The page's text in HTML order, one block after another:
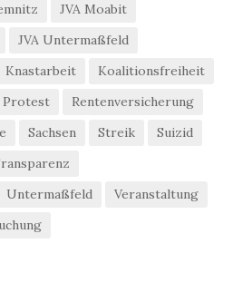
JVA Moabit
JVA Untermaßfeld
Knastarbeit
Koalitionsfreiheit
Protest
Rentenversicherung
Sachsen Streik
Suizid
Untermaßfeld
Veranstaltung